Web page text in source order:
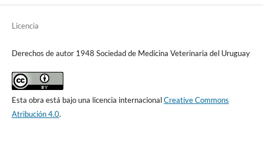
Licencia
Derechos de autor 1948 Sociedad de Medicina Veterinaria del Uruguay
Esta obra está bajo una licencia internacionalCreative Commons
Atribución 4.0.